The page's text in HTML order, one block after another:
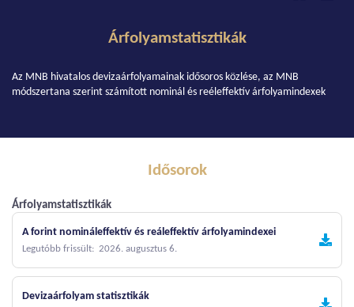
Árfolyamstatisztikák
Az MNB hivatalos devizaárfolyamainak idősoros közlése, az MNB
módszertana szerint számított nominál és reéleffektív árfolyamindexek
Idősorok
Árfolyamstatisztikák
A forint nomináleffektív és reáleffektív árfolyamindexei
Legutóbb frissült: 2026. augusztus 6.
Devizaárfolyam statisztikák